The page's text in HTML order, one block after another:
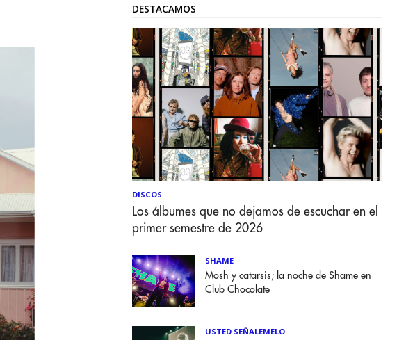
DESTACAMOS
DISCOS
Los álbumes que no dejamos de escuchar en el
primer semestre de 2026
SHAME
Mosh y catarsis; la noche de Shame en
Club Chocolate
USTED SEÑALEMELO